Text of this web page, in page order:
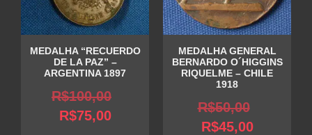
MEDALHA “RECUERDO
DE LA PAZ” –
ARGENTINA 1897
R$100,00
R$75,00O
MEDALHA GENERAL
BERNARDO O´HIGGINS
RIQUELME – CHILE
1918
R$50,00
R$45,00O